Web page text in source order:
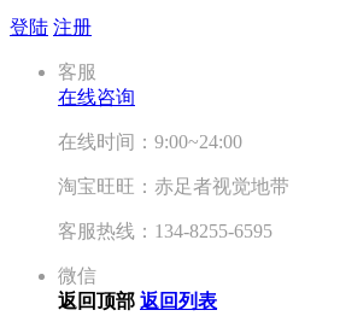
登陆 注册
客服
在线咨询
在线时间：9:00~24:00
淘宝旺旺：赤足者视觉地带
客服热线：134-8255-6595
微信
返回顶部 返回列表